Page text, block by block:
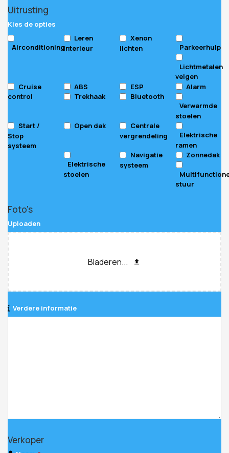
Company
Name *
Uitrusting
Kies de opties
Airconditioning
Leren
interieur
Xenon
lichten
Parkeerhulp
Lichtmetalen
velgen
Cruise
control
ABS ESP
Alarm
Trekhaak
Bluetooth
Verwarmde
stoelen
Start /
Stop
systeem
Open dak
Centrale
vergrendeling
Elektrische
ramen
Elektrische
stoelen
Navigatie
systeem
Zonnedak
stuur
Foto's
Uploaden
Bladeren...
Verdere informatie
Verkoper